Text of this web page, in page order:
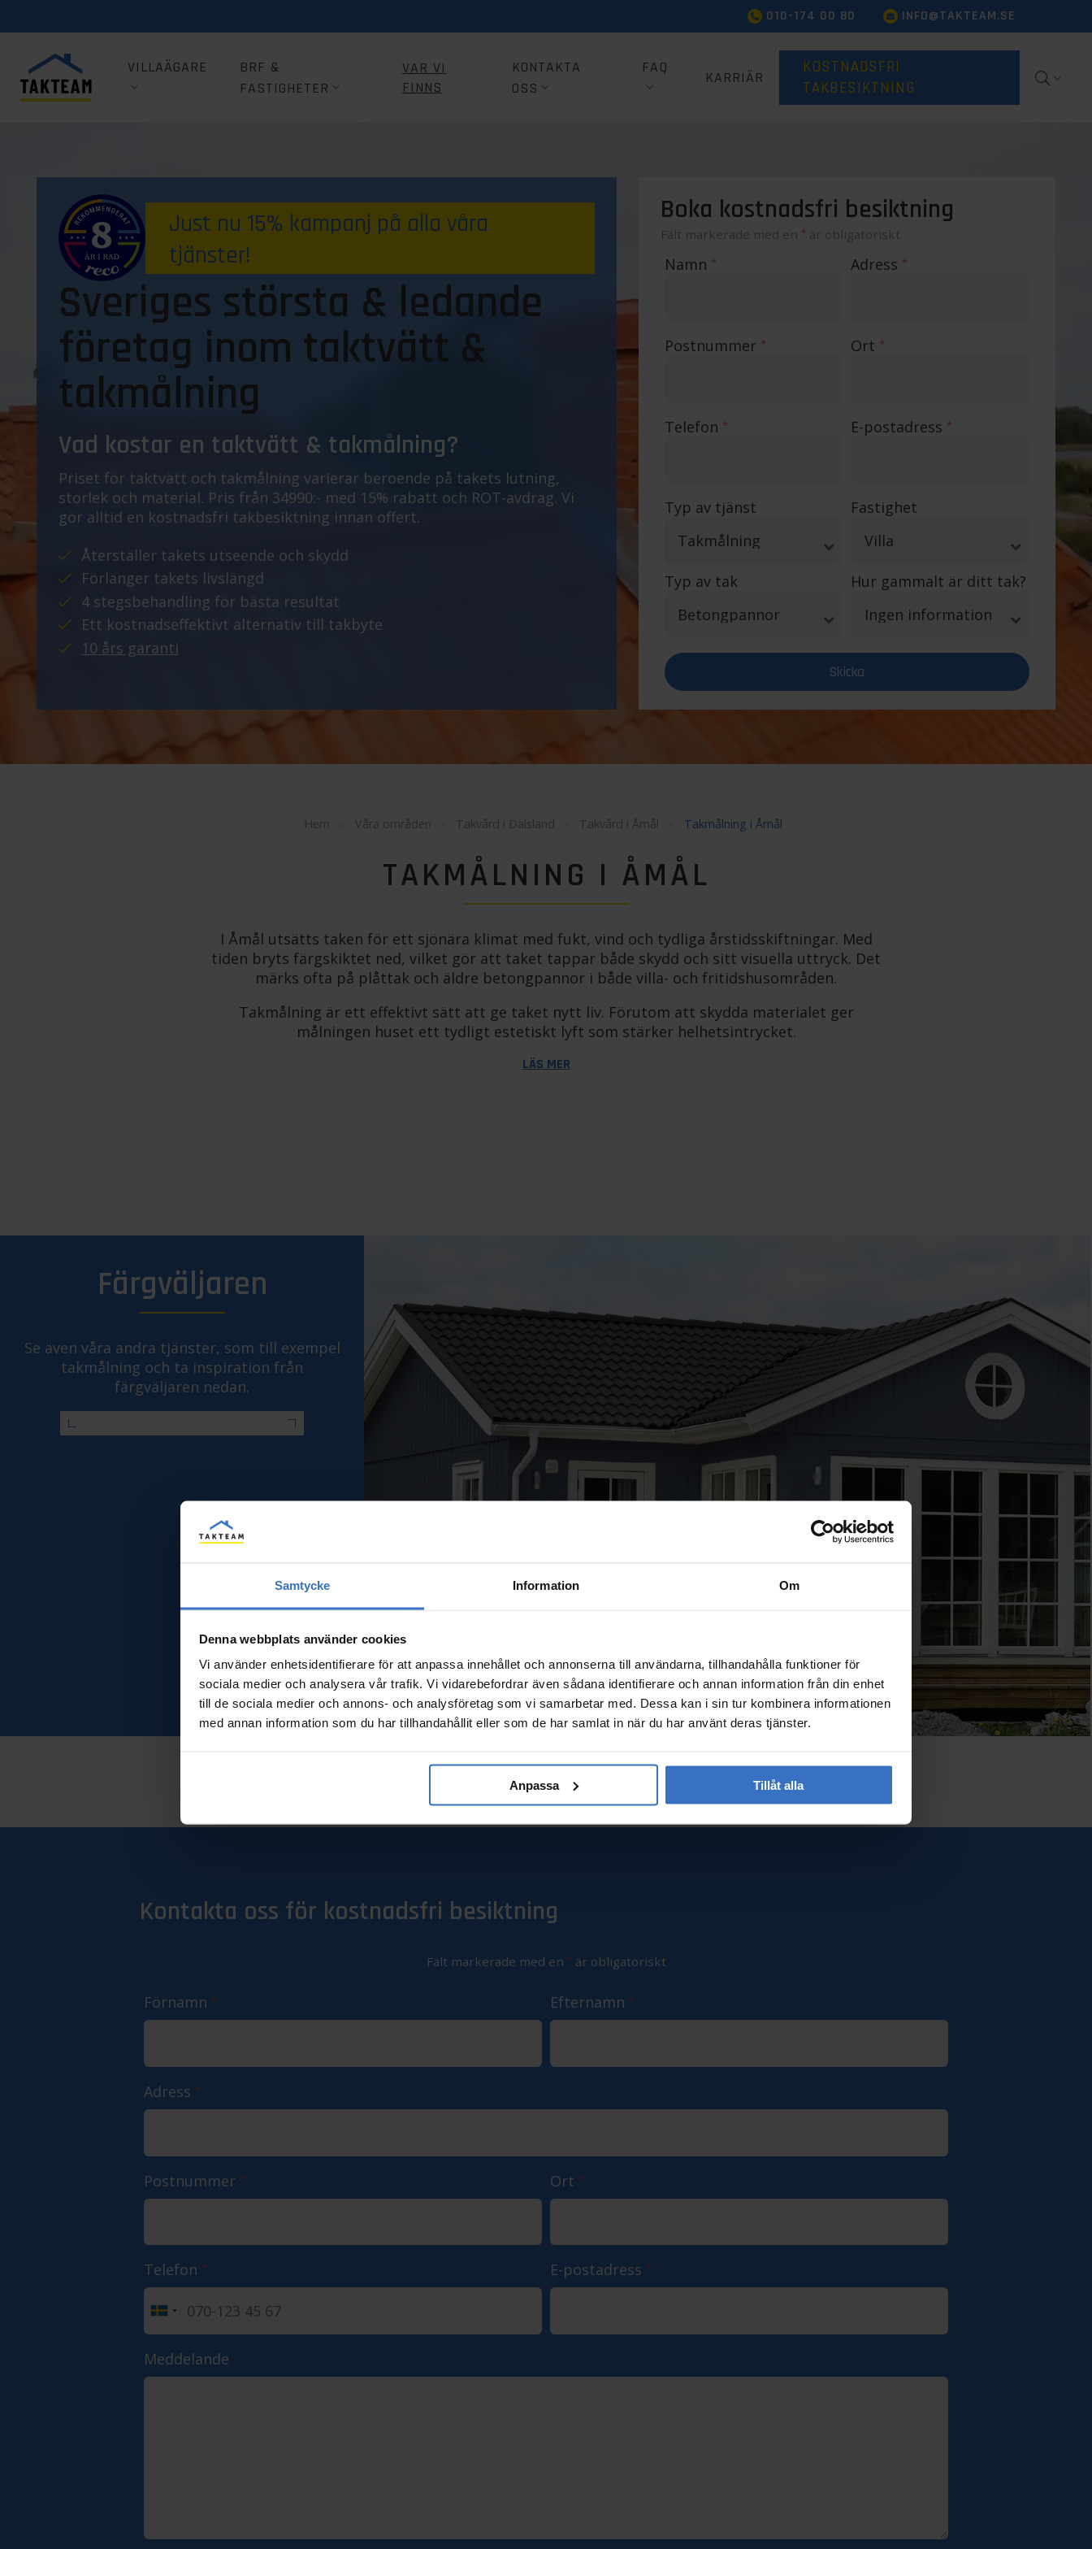
Samtycke Information Om
Denna webbplats använder cookies
Vi använder enhetsidentifierare för att anpassa innehållet och annonserna till användarna, tillhandahålla funktioner för
sociala medier och analysera vår trafik. Vi vidarebefordrar även sådana identifierare och annan information från din enhet
till de sociala medier och annons- och analysföretag som vi samarbetar med. Dessa kan i sin tur kombinera informationen
med annan information som du har tillhandahållit eller som de har samlat in när du har använt deras tjänster.
Anpassa Tillåt alla
010-174 00 80 INFO@TAKTEAM.SE
VILLAÄGARE
BRF &
FASTIGHETER
VAR VI
FINNS
KONTAKTA
OSS
FAQ
KARRIÄR
KOSTNADSFRI
TAKBESIKTNING
Just nu 15% kampanj på alla våra
tjänster!
Sveriges största & ledande
företag inom taktvätt &
takmålning
Vad kostar en taktvätt & takmålning?
Priset för taktvätt och takmålning varierar beroende på takets lutning,
storlek och material. Pris från 34990:- med 15% rabatt och ROT-avdrag. Vi
gör alltid en kostnadsfri takbesiktning innan offert.
Återställer takets utseende och skydd
Förlänger takets livslängd
4 stegsbehandling för bästa resultat
Ett kostnadseffektivt alternativ till takbyte
10 års garanti
Boka kostnadsfri besiktning
Fält markerade med en * är obligatoriskt
Namn * Adress *
Postnummer * Ort *
Telefon * E-postadress *
Typ av tjänst Fastighet
Typ av tak Hur gammalt är ditt tak?
Hem Våra områden Takvård i Dalsland Takvård i Åmål Takmålning i Åmål
TAKMÅLNING I ÅMÅL
I Åmål utsätts taken för ett sjönära klimat med fukt, vind och tydliga årstidsskiftningar. Med
tiden bryts färgskiktet ned, vilket gör att taket tappar både skydd och sitt visuella uttryck. Det
märks ofta på plåttak och äldre betongpannor i både villa- och fritidshusområden.
Takmålning är ett effektivt sätt att ge taket nytt liv. Förutom att skydda materialet ger
målningen huset ett tydligt estetiskt lyft som stärker helhetsintrycket.
LÄS MER
Färgväljaren
Se även våra andra tjänster, som till exempel
takmålning och ta inspiration från
färgväljaren nedan.
Kontakta oss för kostnadsfri besiktning
Fält markerade med en * är obligatoriskt
Förnamn * Efternamn *
Adress *
Postnummer * Ort *
Telefon * E-postadress *
Meddelande